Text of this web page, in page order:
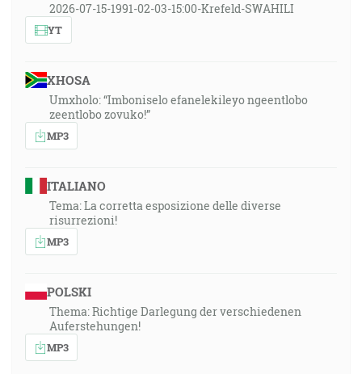
2026-07-15-1991-02-03-15:00-Krefeld-SWAHILI
YT
XHOSA
Umxholo: “Imboniselo efanelekileyo ngeentlobo
zeentlobo zovuko!”
MP3
ITALIANO
Tema: La corretta esposizione delle diverse
risurrezioni!
MP3
POLSKI
Thema: Richtige Darlegung der verschiedenen
Auferstehungen!
MP3